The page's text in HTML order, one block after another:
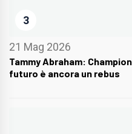
3
21 Mag 2026
Tammy Abraham:
futuro è ancora un rebus